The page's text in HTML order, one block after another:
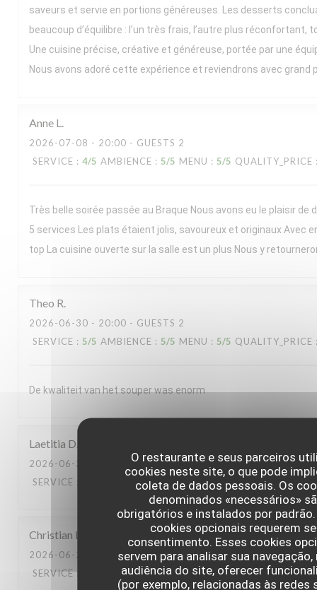
O restaurante e seus parceiros
cookies neste site, o que pode
coleta de dados pessoais. Os
denominados «necessários»
obrigatórios e instalados por
cookies opcionais requerem
consentimento. Esses cookies
servem para analisar sua navegação,
audiência do site, oferecer
(por exemplo, relacionadas às redes
saveurs et servie en portions généreuses. Les desserts
beaucoup d’équilibre : l’un très frais, l’autre plus réconfortant,
Une cuisine précise, créative et généreuse, portée par une
Nous avons adoré cette expérience et reviendrons avec grand
Anne L
2026-07-08 - 20:00 - GUESTS 2
SERVICE : 4/5 AMBIENCE : 5/5 MENU : 5/5 QUALITY_PRICE
Très belle soirée passée au Braque Nous avons eu le plaisir de
5 services Les plats étaient jolis, savoureux et originaux Avec
top La cuisine ouverte sur la salle est un plus Nous y
Theo R
2026-06-30 - 20:00 - GUESTS 2
SERVICE : 5/5 AMBIENCE : 5/5 MENU : 5/5 QUALITY_PRICE
De kwaliteit van het souper was enorm
Laetitia D
2026-06-30
- 13:00 - GUESTS 2
SERVICE
AMBIENCE: 5/5 MENU: 5 /5 QUALITY_PRICE
Christian L
2026-06-23
- 20:00 - GUESTS 2
SERVICE: AMBIENCE: 5/5 MENU: 5/5 QUALITY_PRICE